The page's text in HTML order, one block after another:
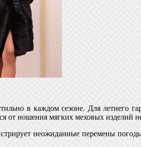
в каждом сезоне. Для летнего
от ношения мягких меховых изделий
неожиданные перемены